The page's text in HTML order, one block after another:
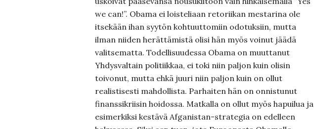
we can!”. Obama ei loisteliaan retoriikan mestarina ole
itsekään ihan syytön kohtuuttomiin odotuksiin, mutta
ilman niiden herättämistä olisi hän myös voinut jäädä
valitsematta. Todellisuudessa Obama on muuttanut
Yhdysvaltain politiikkaa, ei toki niin paljon kuin olisin
toivonut, mutta ehkä juuri niin paljon kuin on ollut
realistisesti mahdollista. Parhaiten hän on onnistunut
finanssikriisin hoidossa. Matkalla on ollut myös hapuilua ja
esimerkiksi kestävä Afganistan-strategia on edelleen